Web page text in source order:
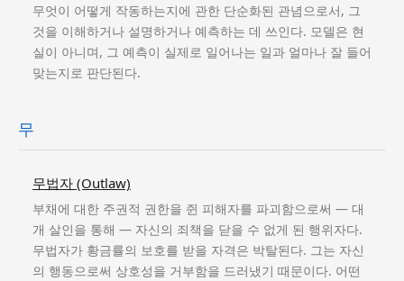
무엇이 어떻게 작동하는지에 관한 단순화된 관념으로서, 그
것을 이해하거나 설명하거나 예측하는 데 쓰인다. 모델은 현
실이 아니며, 그 예측이 실제로 일어나는 일과 얼마나 잘 들어
맞는지로 판단된다.
무
무법자 (Outlaw)
부채에 대한 주권적 권한을 쥔 피해자를 파괴함으로써 — 대
개 살인을 통해 — 자신의 죄책을 닫을 수 없게 된 행위자다.
무법자가 황금률의 보호를 받을 자격은 박탈된다. 그는 자신
의 행동으로써 상호성을 거부함을 드러냈기 때문이다. 어떤